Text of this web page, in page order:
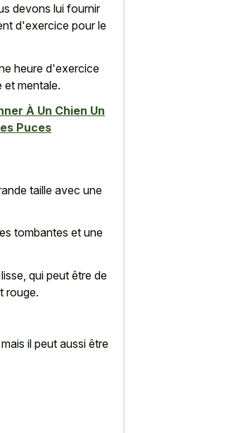
devons lui fournir
d'exercice pour le
heure d'exercice
et mentale.
À Un Chien Un
Puces
taille avec une
tombantes et une
qui peut être de
rouge.
il peut aussi être